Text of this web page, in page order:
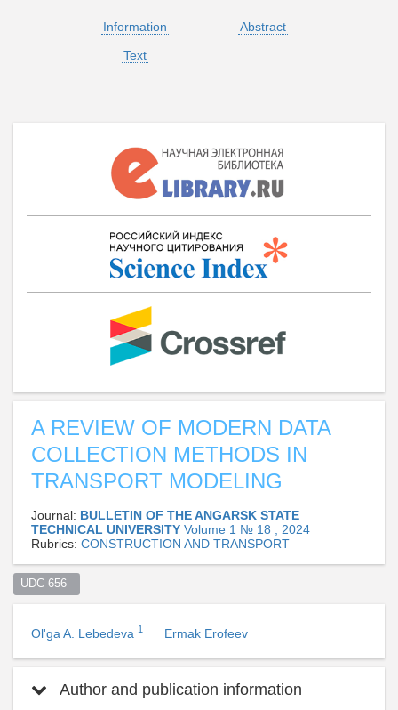
Information
Abstract
Text
A REVIEW OF MODERN DATA
COLLECTION METHODS IN
TRANSPORT MODELING
Journal: BULLETIN OF THE ANGARSK STATE
TECHNICAL UNIVERSITY Volume 1 № 18 , 2024
Rubrics: CONSTRUCTION AND TRANSPORT
UDC 656
Ol'ga A. Lebedeva 1 Ermak Erofeev
Author and publication information